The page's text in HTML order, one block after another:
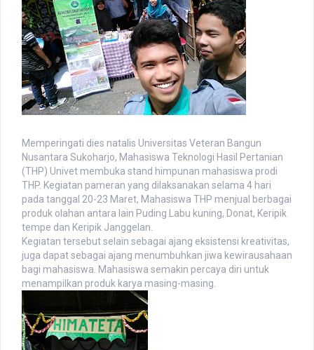
Memperingati dies natalis Universitas Veteran Bangun
Nusantara Sukoharjo, Mahasiswa Teknologi Hasil Pertanian
(THP) Univet membuka stand himpunan mahasiswa prodi
THP. Kegiatan pameran yang dilaksanakan selama 4 hari
pada tanggal 20-23 Maret, Mahasiswa THP menjual berbagai
produk olahan antara lain Puding Labu kuning, Donat, Keripik
tempe dan Keripik Janggelan.
Kegiatan tersebut selain sebagai ajang eksistensi kreativitas,
juga dapat sebagai ajang menumbuhkan jiwa kewirausahaan
bagi mahasiswa. Mahasiswa semakin percaya diri untuk
menampilkan produk karya masing-masing.